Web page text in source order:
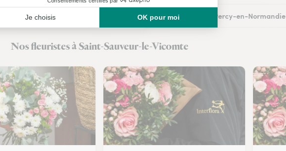
Fleuristes à Percy-en-Normandie
Nos fleuristes à Saint-Sauveur-le-Vicomte